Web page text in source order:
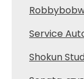
Service
Shokun